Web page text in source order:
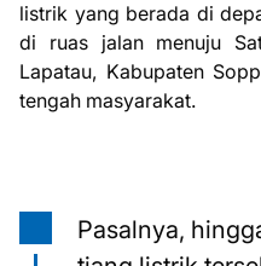
listrik yang berada di
di ruas jalan menuju
Lapatau, Kabupaten
tengah masyarakat.
Pasalnya,